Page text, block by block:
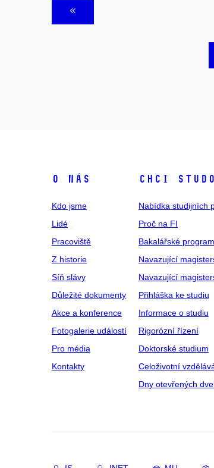
O NÁS
Kdo jsme
Lidé
Pracoviště
Z historie
Síň slávy
Důležité dokumenty
Akce a konference
Fotogalerie událostí
Pro média
Kontakty
CHCI
Nabídka studijních
Proč na FI
Bakalářské
Navazující
Navazující
Přihláška ke studiu
Informace o studiu
Rigorózní řízení
Doktorské studium
Celoživotní
Dny otevřených